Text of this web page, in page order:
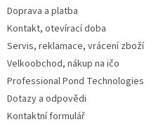
Doprava a platba
Kontakt, otevírací doba
Servis, reklamace, vrácení zboží
Velkoobchod, nákup na ičo
Professional Pond Technologies
Dotazy a odpovědi
Kontaktní formulář